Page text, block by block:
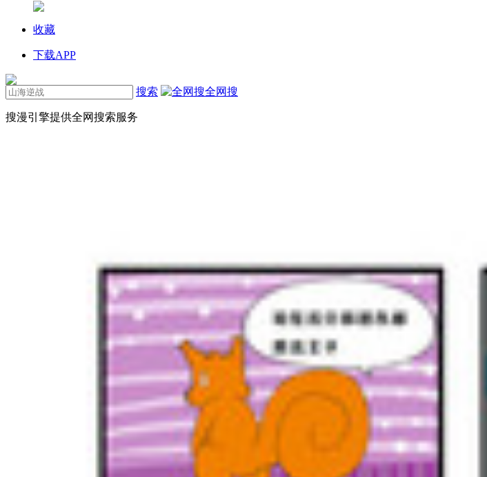
收藏
下载APP
搜索 全网搜
搜漫引擎提供全网搜索服务